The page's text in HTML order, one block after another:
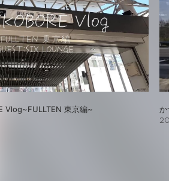
Vlog~FULLTEN 大阪編~